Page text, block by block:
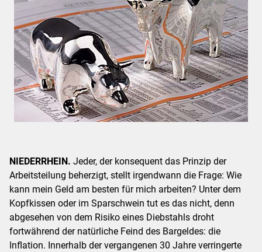
NIEDERRHEIN. Jeder, der konsequent das Prinzip der
Arbeitsteilung beherzigt, stellt irgendwann die Frage: Wie
kann mein Geld am besten für mich arbeiten? Unter dem
Kopfkissen oder im Sparschwein tut es das nicht, denn
abgesehen von dem Risiko eines Diebstahls droht
fortwährend der natürliche Feind des Bargeldes: die
Inflation. Innerhalb der vergangenen 30 Jahre verringerte